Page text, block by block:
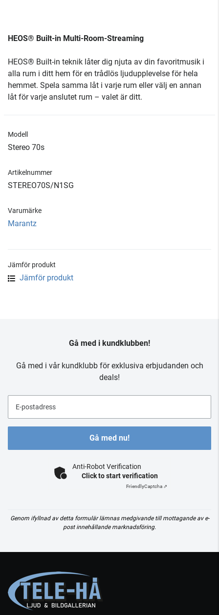
HEOS® Built-in Multi-Room-Streaming
HEOS® Built-in teknik låter dig njuta av din favoritmusik i
alla rum i ditt hem för en trådlös ljudupplevelse för hela
hemmet. Spela samma låt i varje rum eller välj en annan
låt för varje anslutet rum – valet är ditt.
Modell
Stereo 70s
Artikelnummer
STEREO70S/N1SG
Varumärke
Marantz
Jämför produkt
Jämför produkt
Gå med i kundklubben!
Gå med i vår kundklubb för exklusiva erbjudanden och
deals!
E-postadress
Gå med nu!
Anti-Robot Verification
Click to start verification
FriendlyCaptcha ⇗
Genom ifyllnad av detta formulär lämnas medgivande till mottagande av e-
post innehållande marknadsföring.